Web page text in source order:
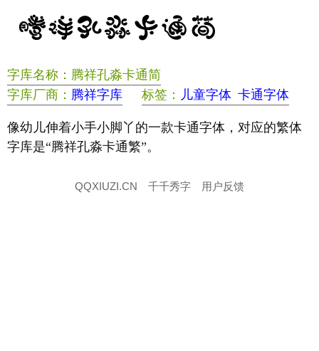
字库名称：腾祥孔淼卡通简
字库厂商： 腾祥字库 标签： 儿童字体 卡通字体
像幼儿伸着小手小脚丫的一款卡通字体，对应的繁体
字库是“腾祥孔淼卡通繁”。
QQXIUZI.CN 千千秀字 用户反馈